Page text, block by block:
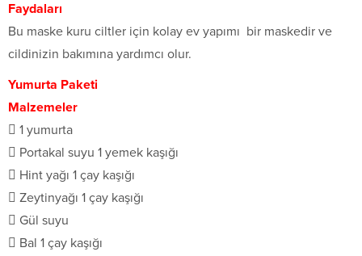
Faydaları
Bu maske kuru ciltler için kolay ev yapımı bir maskedir ve
cildinizin bakımına yardımcı olur.
Yumurta Paketi
Malzemeler
 1 yumurta
 Portakal suyu 1 yemek kaşığı
 Hint yağı 1 çay kaşığı
 Zeytinyağı 1 çay kaşığı
 Gül suyu
 Bal 1 çay kaşığı